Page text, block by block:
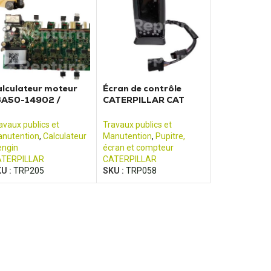
moteur
14902 /
EP16K
publics et
, Calculateur
: TRP205
Écran de contrôle
CATERPILLAR CAT
325D 330D
Travaux publics et
Manutention, Pupitre,
écran et compteur
CATERPILLAR
SKU :TRP058